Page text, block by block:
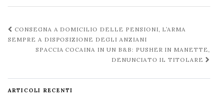
Navigazione
post
CONSEGNA A DOMICILIO DELLE PENSIONI, L’ARMA
SEMPRE A DISPOSIZIONE DEGLI ANZIANI
SPACCIA COCAINA IN UN B&B: PUSHER IN MANETTE,
DENUNCIATO IL TITOLARE
ARTICOLI RECENTI